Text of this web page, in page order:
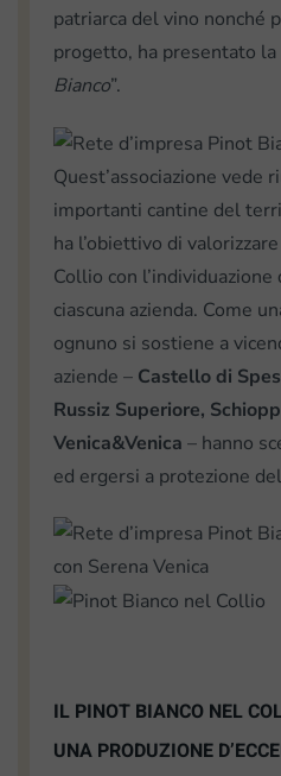
patriarca del vino nonché
progetto, ha presentato la
Bianco”.
Quest’associazione vede
importanti cantine del
ha l’obiettivo di
Collio con
ciascuna azienda. Come
ognuno si sostiene a
aziende – Castello di
Russiz Superiore,
Venica&Venica – hanno
ed ergersi a protezione
IL PINOT BIANCO NEL
UNA PRODUZIONE